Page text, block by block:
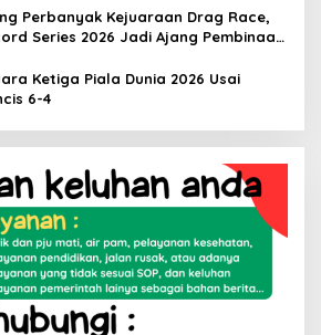
Perbanyak Kejuaraan Drag Race,
Series 2026 Jadi Ajang Pembinaan
Ketiga Piala Dunia 2026 Usai
6-4